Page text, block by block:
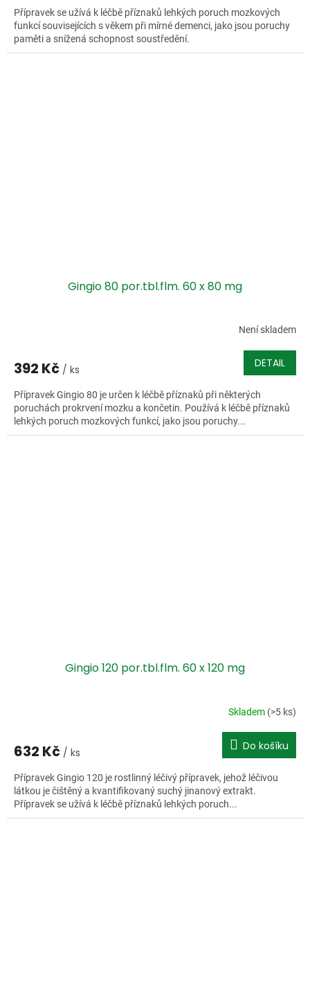
Přípravek se užívá k léčbě příznaků lehkých poruch mozkových
funkcí souvisejících s věkem při mírné demenci, jako jsou poruchy
paměti a snížená schopnost soustředění.
Gingio 80 por.tbl.flm. 60 x 80 mg
Není skladem
392 Kč / ks DETAIL
Přípravek Gingio 80 je určen k léčbě příznaků při některých
poruchách prokrvení mozku a končetin. Používá k léčbě příznaků
lehkých poruch mozkových funkcí, jako jsou poruchy...
Gingio 120 por.tbl.flm. 60 x 120 mg
Skladem (>5 ks)
632 Kč / ks Do košíku
Přípravek Gingio 120 je rostlinný léčivý přípravek, jehož léčivou
látkou je čištěný a kvantifikovaný suchý jinanový extrakt.
Přípravek se užívá k léčbě příznaků lehkých poruch...